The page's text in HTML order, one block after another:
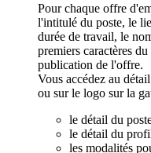
Pour chaque offre
l'intitulé du poste, le
durée de travail, le
premiers caractères
publication de l'offre.
Vous accédez au
ou sur le logo sur la
le détail du
le détail du
les modalités